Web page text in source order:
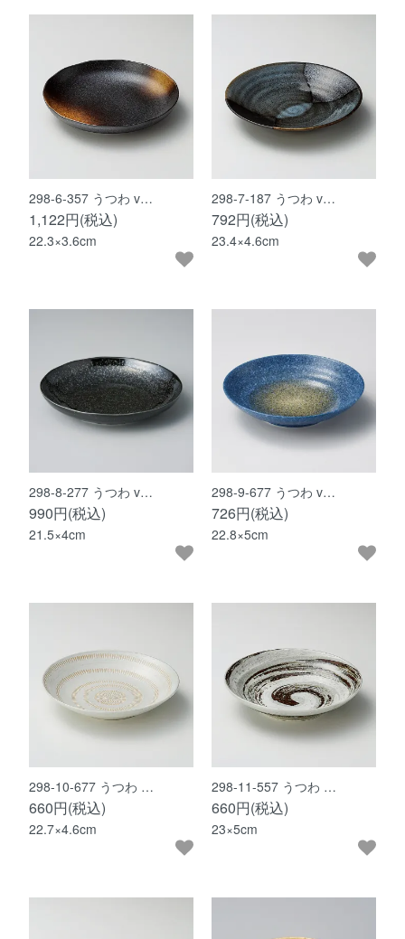
298-6-357 うつわ v…
1,122円(税込)
22.3×3.6cm
298-7-187 うつわ v…
792円(税込)
23.4×4.6cm
298-8-277 うつわ v…
990円(税込)
21.5×4cm
298-9-677 うつわ v…
726円(税込)
22.8×5cm
298-10-677 うつわ …
660円(税込)
22.7×4.6cm
298-11-557 うつわ …
660円(税込)
23×5cm